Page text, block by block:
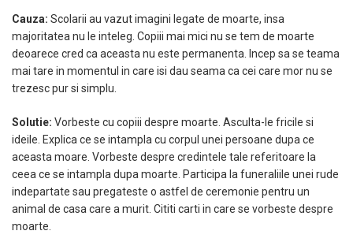
Cauza: Scolarii au vazut imagini legate de moarte, insa
majoritatea nu le inteleg. Copiii mai mici nu se tem de moarte
deoarece cred ca aceasta nu este permanenta. Incep sa se teama
mai tare in momentul in care isi dau seama ca cei care mor nu se
trezesc pur si simplu.
Solutie: Vorbeste cu copiii despre moarte. Asculta-le fricile si
ideile. Explica ce se intampla cu corpul unei persoane dupa ce
aceasta moare. Vorbeste despre credintele tale referitoare la
ceea ce se intampla dupa moarte. Participa la funeraliile unei rude
indepartate sau pregateste o astfel de ceremonie pentru un
animal de casa care a murit. Cititi carti in care se vorbeste despre
moarte.